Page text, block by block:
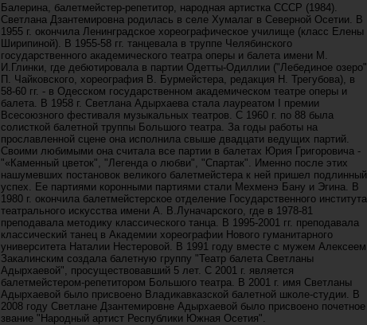
Балерина, балетмейстер-репетитор, народная артистка СССР (1984).
Светлана Дзантемировна родилась в селе Хумалаг в Северной Осетии. В
1955 г. окончила Ленинградское хореографическое училище (класс Елены
Ширипиной). В 1955-58 гг. танцевала в труппе Челябинского
государственного академического театра оперы и балета имени М.
И.Глинки, где дебютировала в партии Одетты-Одиллии ("Лебединое озеро"
П. Чайковского, хореография В. Бурмейстера, редакция Н. Трегубова), в
58-60 гг. - в Одесском государственном академическом театре оперы и
балета. В 1958 г. Светлана Адырхаева стала лауреатом I премии
Всесоюзного фестиваля музыкальных театров. С 1960 г. по 88 была
солисткой балетной труппы Большого театра. За годы работы на
прославленной сцене она исполнила свыше двадцати ведущих партий.
Своими любимыми она считала все партии в балетах Юрия Григоровича -
"«Каменный цветок", "Легенда о любви", "Спартак". Именно после этих
нашумевших постановок великого балетмейстера к ней пришел подлинный
успех. Ее партиями коронными партиями стали Мехменэ Бану и Эгина. В
1980 г. окончила балетмейстерское отделение Государственного института
театрального искусства имени А. В.Луначарского, где в 1978-81
преподавала методику классического танца. В 1995-2001 гг. преподавала
классический танец в Академии хореографии Нового гуманитарного
университета Наталии Нестеровой. В 1991 году вместе с мужем Алексеем
Закалинским создала балетную группу "Театр балета Светланы
Адырхаевой", просуществовавший 5 лет. С 2001 г. является
балетмейстером-репетитором Большого театра. В 2001 г. имя Светланы
Адырхаевой было присвоено Владикавказской балетной школе-студии. В
2008 году Светлане Дзантемировне Адырхаевой было присвоено почетное
звание "Народный артист Республики Южная Осетия".